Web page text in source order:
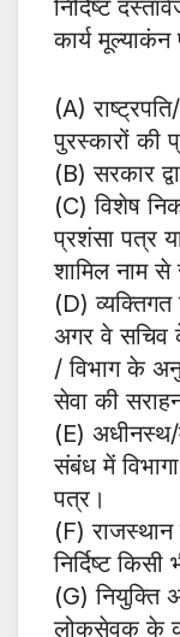
निर्दिष्ट
कार्य
(A)
पुरस्कारों की
(B) सरकार
(C) विशेष
प्रशंसा पत्र
शामिल नाम से
(D)
अगर वे सचिव
/ विभाग के
सेवा की
(E) अधीनस्थ/
संबंध में
पत्र।
(F)
निर्दिष्ट
(G) नियुक्ति
लोकसेवक के